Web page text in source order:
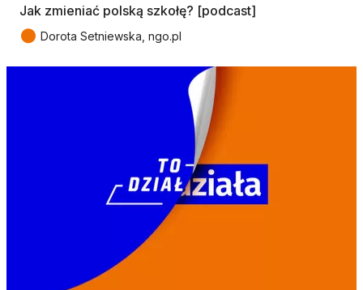
Jak zmieniać polską szkołę? [podcast]
● Dorota Setniewska, ngo.pl